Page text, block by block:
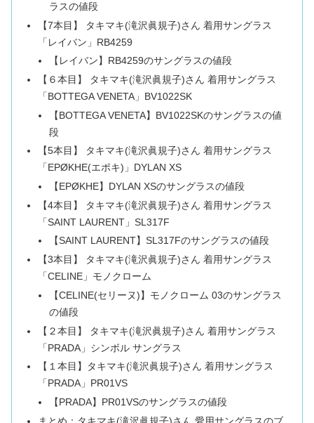
ラスの値段
【7本目】 タキマキ(滝沢眞規子)さん 着用サングラス
「レイバン」RB4259
【レイバン】RB4259のサングラスの値段
【６本目】 タキマキ(滝沢眞規子)さん 着用サングラス
「BOTTEGA VENETA」BV1022SK
【BOTTEGA VENETA】BV1022SKのサングラスの値
段
【5本目】 タキマキ(滝沢眞規子)さん 着用サングラス
「EPØKHE(エポキ)」DYLAN XS
【EPØKHE】DYLAN XSのサングラスの値段
【4本目】 タキマキ(滝沢眞規子)さん 着用サングラス
「SAINT LAURENT」SL317F
【SAINT LAURENT】SL317Fのサングラスの値段
【3本目】 タキマキ(滝沢眞規子)さん 着用サングラス
「CELINE」モノクローム
【CELINE(セリーヌ)】モノクローム 03のサングラス
の値段
【２本目】 タキマキ(滝沢眞規子)さん 着用サングラス
「PRADA」シンボル サングラス
【１本目】タキマキ(滝沢眞規子)さん 着用サングラス
「PRADA」PR01VS
【PRADA】PR01VSのサングラスの値段